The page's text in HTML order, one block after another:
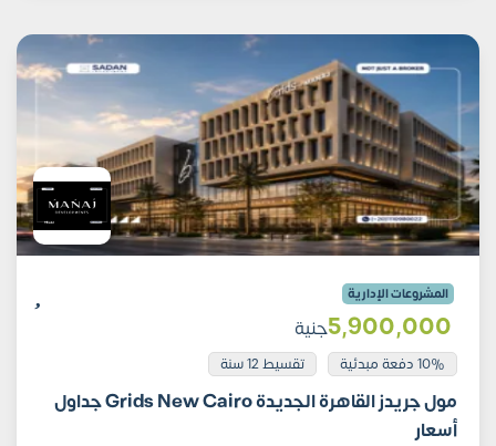
المشروعات الإدارية
5٬900٬000جنية
10% دفعة مبدئية تقسيط 12 سنة
مول جريدز القاهرة الجديدة Grids New Cairo جداول
أسعار